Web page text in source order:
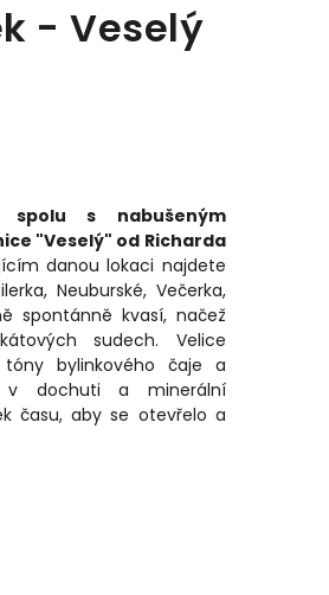
- Veselý
s nabušeným
"Veselý" od Richarda
danou lokaci najdete
Neuburské, Večerka,
spontánně kvasí, načež
sudech. Velice
bylinkového čaje a
v dochuti a minerální
času, aby se otevřelo a